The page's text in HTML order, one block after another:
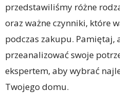
przedstawiliśmy różne
oraz ważne czynniki, które
podczas zakupu. Pamiętaj,
przeanalizować swoje
ekspertem, aby wybrać
Twojego domu.